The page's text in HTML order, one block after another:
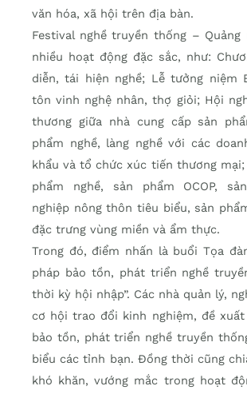
văn hóa, xã hội trên địa bàn.
Festival nghề truyền thống – Quảng
nhiều hoạt động đặc sắc, như:
diễn, tái hiện nghề; Lễ tưởng niệm
tôn vinh nghệ nhân, thợ giỏi; Hội
thương giữa nhà cung cấp sản
phẩm nghề, làng nghề với các
khẩu và tổ chức xúc tiến thương mại;
phẩm nghề, sản phẩm OCOP,
nghiệp nông thôn tiêu biểu, sản
đặc trưng vùng miền và ẩm thực.
Trong đó, điểm nhấn là buổi Tọa
pháp bảo tồn, phát triển nghề
thời kỳ hội nhập”. Các nhà quản lý,
cơ hội trao đổi kinh nghiệm, đề
bảo tồn, phát triển nghề truyền
biểu các tỉnh bạn. Đồng thời cũng
khó khăn, vướng mắc trong hoạt